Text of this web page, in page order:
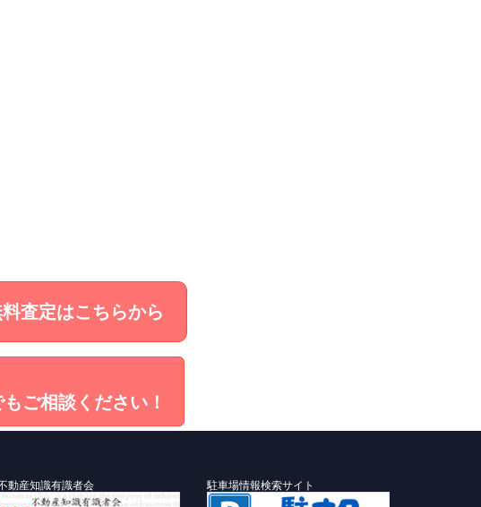
査定はこちらから
ご相談ください！
動産知識有識者会 駐車場情報検索サイト